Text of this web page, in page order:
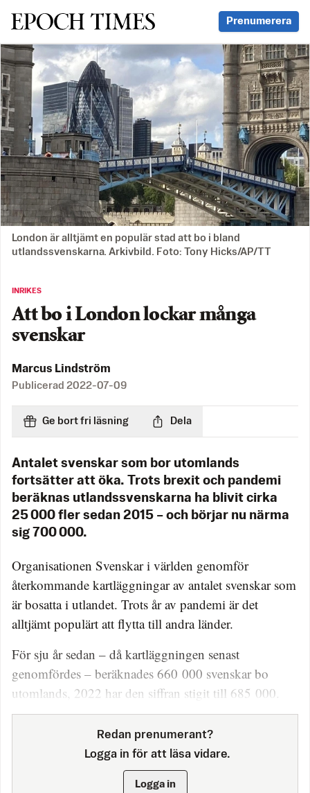
Svenska Epoch Times Prenumerera
London är alltjämt en populär stad att bo i bland
utlandssvenskarna. Arkivbild. Foto: Tony Hicks/AP/TT
INRIKES
Att bo i London lockar många
svenskar
Marcus Lindström
Publicerad 2022-07-09
Ge bort fri läsning Dela
Antalet svenskar som bor utomlands
fortsätter att öka. Trots brexit och pandemi
beräknas utlandssvenskarna ha blivit cirka
25 000 fler sedan 2015 – och börjar nu närma
sig 700 000.
Organisationen Svenskar i världen genomför
återkommande kartläggningar av antalet svenskar som
är bosatta i utlandet. Trots år av pandemi är det
alltjämt populärt att flytta till andra länder.
För sju år sedan – då kartläggningen senast
genomfördes – beräknades 660 000 svenskar bo
utomlands, 2022 har den siffran stigit till 685 000.
Redan prenumerant?
Logga in för att läsa vidare.
Logga in